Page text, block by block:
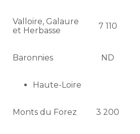
Valloire, Galaure
et Herbasse
7 110
Baronnies ND
Haute-Loire
Monts du Forez 3 200